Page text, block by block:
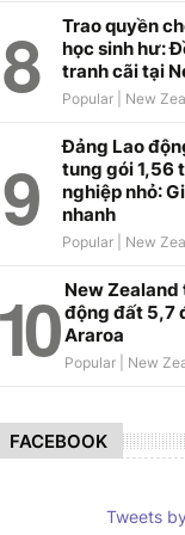
Trao quyền
học sinh hư:
tranh cãi tại
Đảng Lao
tung gói 1,56
nghiệp nhỏ:
nhanh
New
động đất 5,7
Araroa
FACEBOOK
Tweets